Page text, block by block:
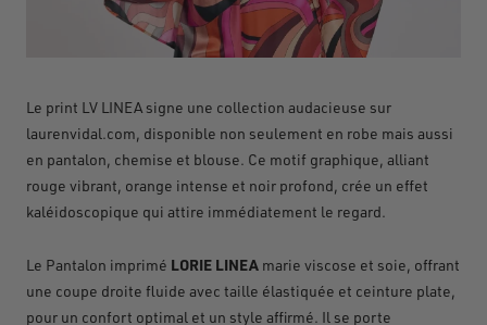
Le print LV LINEA signe une collection audacieuse sur
laurenvidal.com, disponible non seulement en robe mais aussi
en pantalon, chemise et blouse. Ce motif graphique, alliant
rouge vibrant, orange intense et noir profond, crée un effet
kaléidoscopique qui attire immédiatement le regard.
Le Pantalon imprimé LORIE LINEA marie viscose et soie, offrant
une coupe droite fluide avec taille élastiquée et ceinture plate,
pour un confort optimal et un style affirmé. Il se porte